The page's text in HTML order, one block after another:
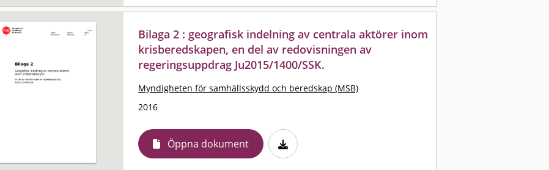
Bilaga 2 : geografisk indelning av centrala aktörer inom
krisberedskapen, en del av redovisningen av
regeringsuppdrag Ju2015/1400/SSK.
Myndigheten för samhällsskydd och beredskap (MSB)
2016
Öppna dokument